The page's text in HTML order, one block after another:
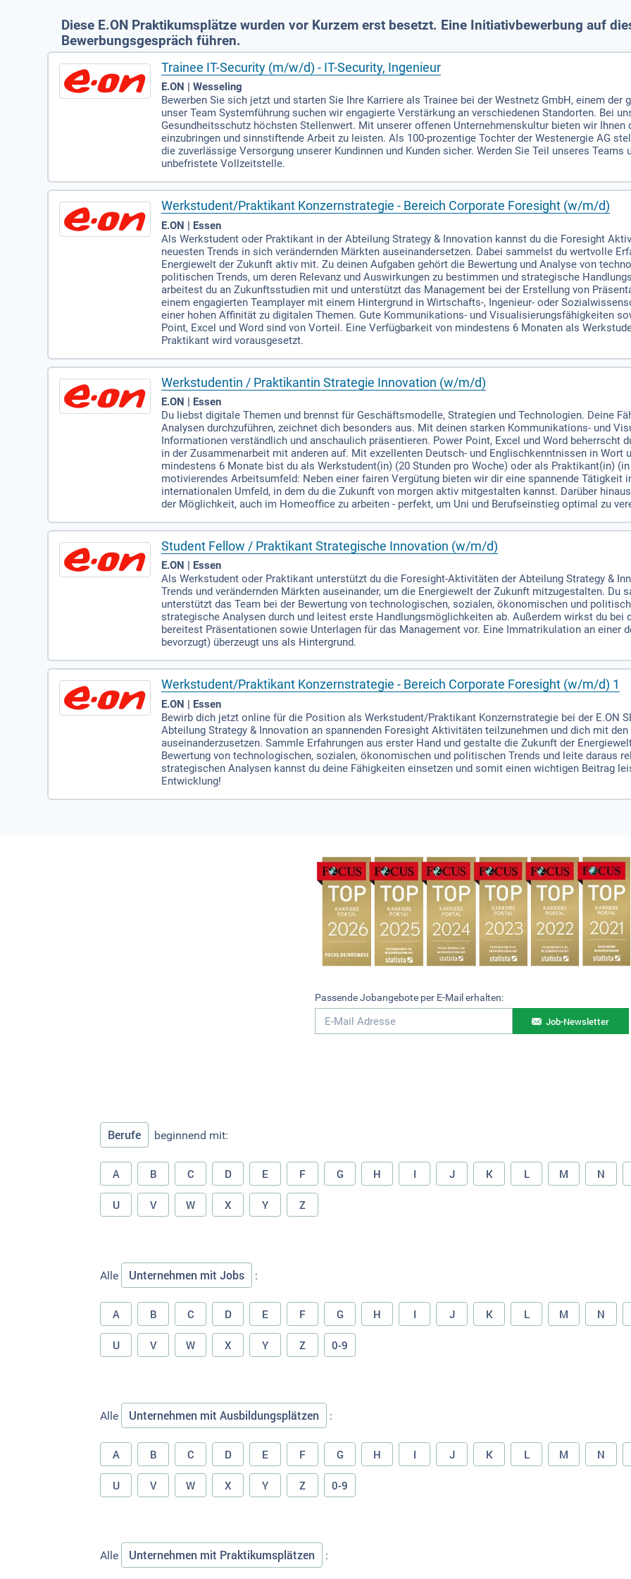
Diese E.ON Praktikumsplätze wurden vor Kurzem erst besetzt. Eine Initiativbewerbung auf
Bewerbungsgespräch führen.
Trainee IT-Security (m/w/d) - IT-Security, Ingenieur
E.ON | Wesseling
Bewerben Sie sich jetzt und starten Sie Ihre Karriere als Trainee bei der Westnetz GmbH, einem
unser Team Systemführung suchen wir engagierte Verstärkung an verschiedenen Standorten. Bei
Gesundheitsschutz höchsten Stellenwert. Mit unserer offenen Unternehmenskultur bieten wir
einzubringen und sinnstiftende Arbeit zu leisten. Als 100-prozentige Tochter der Westenergie AG
die zuverlässige Versorgung unserer Kundinnen und Kunden sicher. Werden Sie Teil unseres
unbefristete Vollzeitstelle.
Werkstudent/Praktikant Konzernstrategie - Bereich Corporate Foresight (w/m/d)
E.ON | Essen
Als Werkstudent oder Praktikant in der Abteilung Strategy & Innovation kannst du die Foresight
neuesten Trends in sich verändernden Märkten auseinandersetzen. Dabei sammelst du wertvolle
Energiewelt der Zukunft aktiv mit. Zu deinen Aufgaben gehört die Bewertung und Analyse von
politischen Trends, um deren Relevanz und Auswirkungen zu bestimmen und strategische
arbeitest du an Zukunftsstudien mit und unterstützt das Management bei der Erstellung von
einem engagierten Teamplayer mit einem Hintergrund in Wirtschafts-, Ingenieur- oder
einer hohen Affinität zu digitalen Themen. Gute Kommunikations- und Visualisierungsfähigkeiten
Point, Excel und Word sind von Vorteil. Eine Verfügbarkeit von mindestens 6 Monaten als
Praktikant wird vorausgesetzt.
Werkstudentin / Praktikantin Strategie Innovation (w/m/d)
E.ON | Essen
Du liebst digitale Themen und brennst für Geschäftsmodelle, Strategien und Technologien. Deine
Analysen durchzuführen, zeichnet dich besonders aus. Mit deinen starken Kommunikations- und
Informationen verständlich und anschaulich präsentieren. Power Point, Excel und Word beherrscht
in der Zusammenarbeit mit anderen auf. Mit exzellenten Deutsch- und Englischkenntnissen in Wort
mindestens 6 Monate bist du als Werkstudent(in) (20 Stunden pro Woche) oder als Praktikant(in)
motivierendes Arbeitsumfeld: Neben einer fairen Vergütung bieten wir dir eine spannende Tätigkeit
internationalen Umfeld, in dem du die Zukunft von morgen aktiv mitgestalten kannst. Darüber
der Möglichkeit, auch im Homeoffice zu arbeiten - perfekt, um Uni und Berufseinstieg optimal zu
Student Fellow / Praktikant Strategische Innovation (w/m/d)
E.ON | Essen
Als Werkstudent oder Praktikant unterstützt du die Foresight-Aktivitäten der Abteilung Strategy &
Trends und verändernden Märkten auseinander, um die Energiewelt der Zukunft mitzugestalten. Du
unterstützt das Team bei der Bewertung von technologischen, sozialen, ökonomischen und
strategische Analysen durch und leitest erste Handlungsmöglichkeiten ab. Außerdem wirkst du bei
bereitest Präsentationen sowie Unterlagen für das Management vor. Eine Immatrikulation an einer
bevorzugt) überzeugt uns als Hintergrund.
Werkstudent/Praktikant Konzernstrategie - Bereich Corporate Foresight (w/m/d) 1
E.ON | Essen
Bewirb dich jetzt online für die Position als Werkstudent/Praktikant Konzernstrategie bei der E.ON
Abteilung Strategy & Innovation an spannenden Foresight Aktivitäten teilzunehmen und dich mit
auseinanderzusetzen. Sammle Erfahrungen aus erster Hand und gestalte die Zukunft der
Bewertung von technologischen, sozialen, ökonomischen und politischen Trends und leite daraus
strategischen Analysen kannst du deine Fähigkeiten einsetzen und somit einen wichtigen Beitrag
Entwicklung!
Passende Jobangebote per E-Mail erhalten:
Job-Newsletter
Berufe beginnend mit:
A B C D E F G H I J K L M N
U V W X Y Z
Alle Unternehmen mit Jobs :
A B C D E F G H I J K L M N
U V W X Y Z 0-9
Alle Unternehmen mit Ausbildungsplätzen :
A B C D E F G H I J K L M N
U V W X Y Z 0-9
Alle Unternehmen mit Praktikumsplätzen :